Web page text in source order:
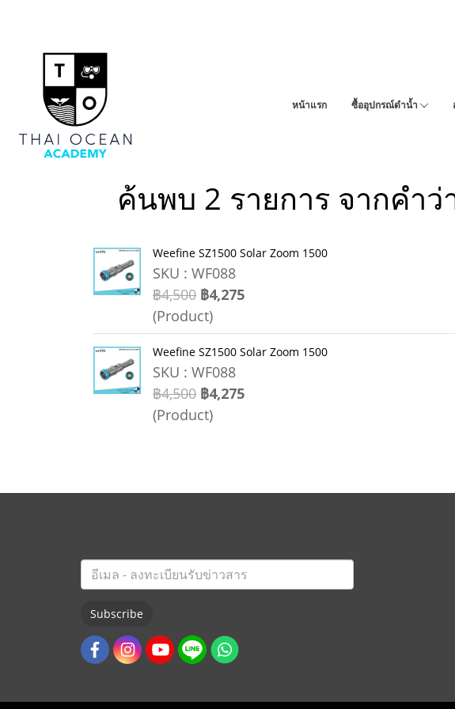
หน้าแรก ซื้ออุปกรณ์ดำน้ำ
ค้นพบ 2 รายการ จากคำว่
Weefine SZ1500 Solar Zoom 1500
SKU : WF088
฿4,500 ฿4,275
(Product)
Weefine SZ1500 Solar Zoom 1500
SKU : WF088
฿4,500 ฿4,275
(Product)
Subscribe